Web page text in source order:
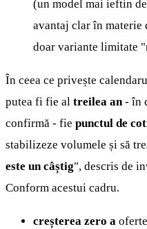
(un model mai ieftin
avantaj clar în materie
doar variante limitate
În ceea ce privește
putea fi fie al treilea an- în
confirmă - fie punctul de
stabilizeze volumele și să
este un câștig", descris de
Conform acestui cadru.
creșterea zero a